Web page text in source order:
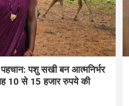
पहचान: पशु सखी बन आत्मनिर्भर
10 से 15 हजार रुपये की